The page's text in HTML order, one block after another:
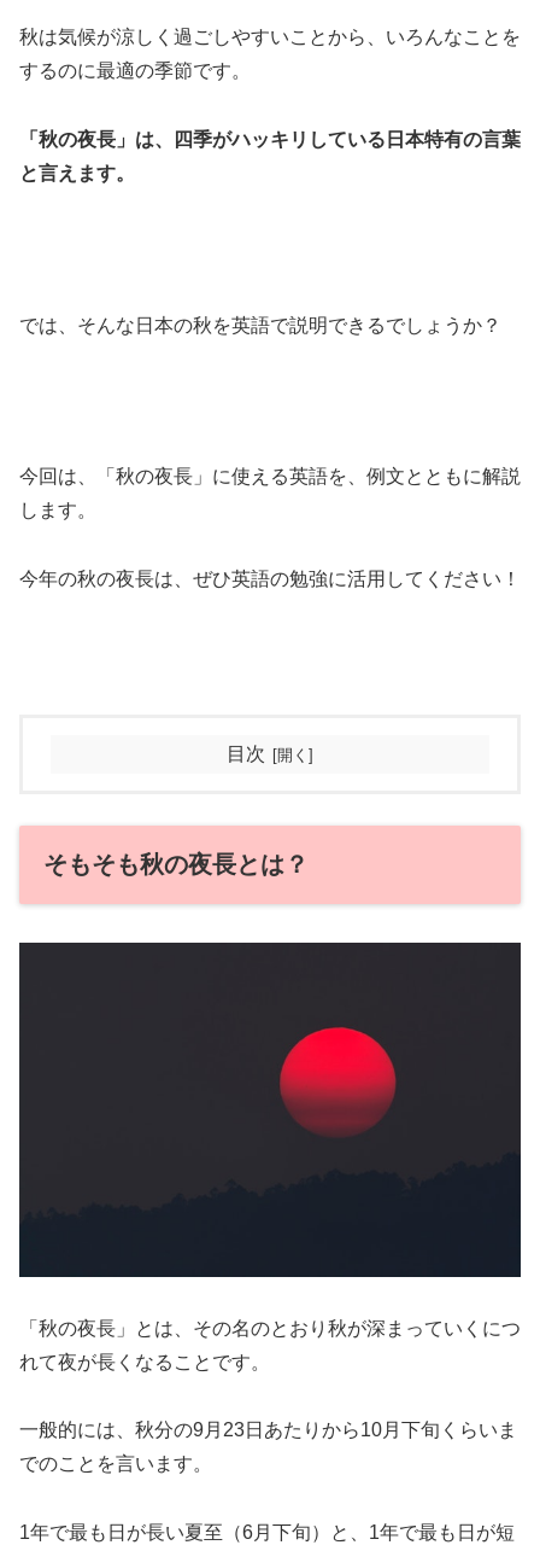
秋は気候が涼しく過ごしやすいことから、いろんなことを
するのに最適の季節です。
「秋の夜長」は、四季がハッキリしている日本特有の言葉
と言えます。
では、そんな日本の秋を英語で説明できるでしょうか？
今回は、「秋の夜長」に使える英語を、例文とともに解説
します。
今年の秋の夜長は、ぜひ英語の勉強に活用してください！
目次
そもそも秋の夜長とは？
「秋の夜長」とは、その名のとおり秋が深まっていくにつ
れて夜が長くなることです。
一般的には、秋分の9月23日あたりから10月下旬くらいま
でのことを言います。
1年で最も日が長い夏至（6月下旬）と、1年で最も日が短